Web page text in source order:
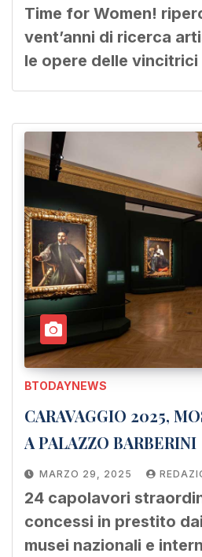
Time for Women!
vent’anni di ricerca
le opere delle
BTODAYNEWS
CARAVAGGIO 2025,
A PALAZZO BARBERINI
MARZO 29, 2025
24 capolavori
concessi in prestito
musei nazionali e